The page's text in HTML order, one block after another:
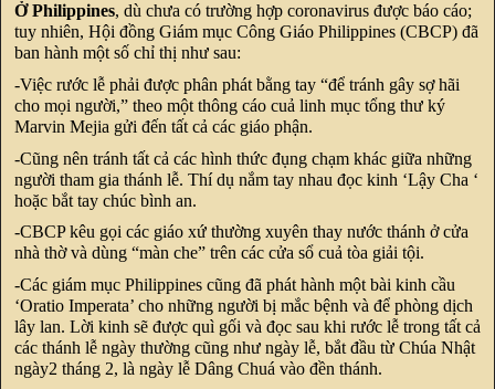
Ở Philippines, dù chưa có trường hợp coronavirus được báo cáo;
tuy nhiên, Hội đồng Giám mục Công Giáo Philippines (CBCP) đã
ban hành một số chỉ thị như sau:
-Việc rước lễ phải được phân phát bằng tay “để tránh gây sợ hãi
cho mọi người,” theo một thông cáo cuả linh mục tổng thư ký
Marvin Mejia gửi đến tất cả các giáo phận.
-Cũng nên tránh tất cả các hình thức đụng chạm khác giữa những
người tham gia thánh lễ. Thí dụ nắm tay nhau đọc kinh ‘Lậy Cha ‘
hoặc bắt tay chúc bình an.
-CBCP kêu gọi các giáo xứ thường xuyên thay nước thánh ở cửa
nhà thờ và dùng “màn che” trên các cửa sổ cuả tòa giải tội.
-Các giám mục Philippines cũng đã phát hành một bài kinh cầu
‘Oratio Imperata’ cho những người bị mắc bệnh và để phòng dịch
lây lan. Lời kinh sẽ được quì gối và đọc sau khi rước lễ trong tất cả
các thánh lễ ngày thường cũng như ngày lễ, bắt đầu từ Chúa Nhật
ngày2 tháng 2, là ngày lễ Dâng Chuá vào đền thánh.